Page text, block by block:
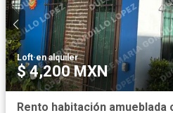
Loft·en alquiler
$ 4,200 MXN